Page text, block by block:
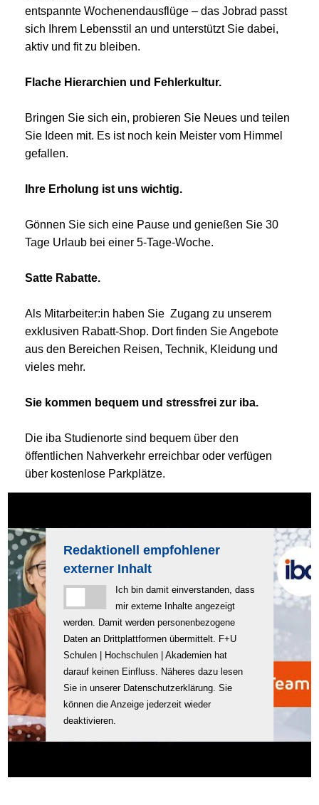
entspannte Wochenendausflüge – das Jobrad passt
sich Ihrem Lebensstil an und unterstützt Sie dabei,
aktiv und fit zu bleiben.
Flache Hierarchien und Fehlerkultur.
Bringen Sie sich ein, probieren Sie Neues und teilen
Sie Ideen mit. Es ist noch kein Meister vom Himmel
gefallen.
Ihre Erholung ist uns wichtig.
Gönnen Sie sich eine Pause und genießen Sie 30
Tage Urlaub bei einer 5-Tage-Woche.
Satte Rabatte.
Als Mitarbeiter:in haben Sie Zugang zu unserem
exklusiven Rabatt-Shop. Dort finden Sie Angebote
aus den Bereichen Reisen, Technik, Kleidung und
vieles mehr.
Sie kommen bequem und stressfrei zur iba.
Die iba Studienorte sind bequem über den
öffentlichen Nahverkehr erreichbar oder verfügen
über kostenlose Parkplätze.
Redaktionell empfohlener
externer Inhalt
Ich bin damit einverstanden, dass
mir externe Inhalte angezeigt
werden. Damit werden personenbezogene
Daten an Drittplattformen übermittelt. F+U
Schulen | Hochschulen | Akademien hat
darauf keinen Einfluss. Näheres dazu lesen
Sie in unserer Datenschutzerklärung . Sie
können die Anzeige jederzeit wieder
deaktivieren.